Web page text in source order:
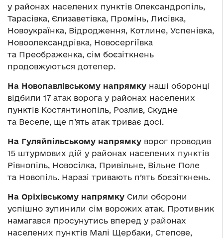
у районах населених пунктів Олександропіль,
Тарасівка, Єлизаветівка, Промінь, Лисівка,
Новоукраїнка, Відродження, Котлине, Успенівка,
Новоолександрівка, Новосергіївка
та Преображенка, сім боєзіткнень
продовжуються дотепер.
На Новопавлівському напрямку наші оборонці
відбили 17 атак ворога у районах населених
пунктів Костянтинопіль, Розлив, Скудне
та Веселе, ще п’ять атак триває досі.
На Гуляйпільському напрямку ворог проводив
15 штурмових дій у районах населених пунктів
Рівнопіль, Новосілка, Привільне, Вільне Поле
та Новопіль. Наразі тривають п’ять боєзіткнень.
На Оріхівському напрямку Сили оборони
успішно зупинили сім ворожих атак. Противник
намагався просунутись вперед у районах
населених пунктів Малі Щербаки, Степове,